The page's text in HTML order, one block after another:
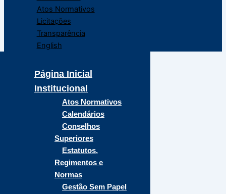
Atos Normativos
Licitações
Transparência
English
Página Inicial
Institucional
Atos Normativos
Calendários
Conselhos
Superiores
Estatutos,
Regimentos e
Normas
Gestão Sem Papel